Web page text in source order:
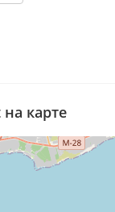
карте